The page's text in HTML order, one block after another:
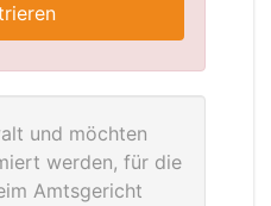
und möchten
werden, für die
Amtsgericht